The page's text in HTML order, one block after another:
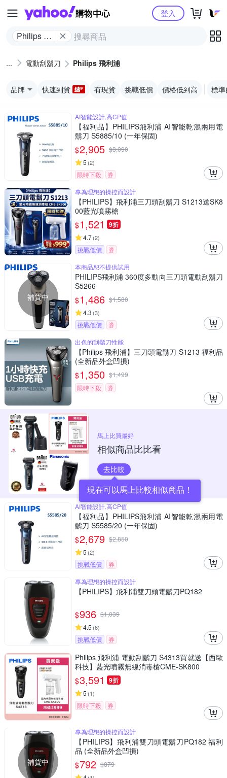
Yahoo購物中心
Philips 飛
登入
電動刮鬍刀 Philips 飛利浦
品牌 快速到貨 有現貨 挑戰低價 價格低到高 標
AI智能設計,高CP值
【福利品】PHILIPS飛利浦 AI智能乾濕兩用電
鬍刀 S5885/10 (一年保固)
$2,905 $3,090
5 (2)
限時下殺
券
專為理想的操控而設計
【PHILIPS】飛利浦三刀頭刮鬍刀 S1213送SK8
00藍光噴霧槍
$1,521 9折
4.7(2)
挑戰低價 券
補貨中
本商品恕不提供試用
PHILIPS飛利浦 360度多動向三刀頭電動刮鬍刀
S5266
$1,486 $1,580
4.3 (3)
挑戰低價
券
出色的刮鬍刀性能
【Philips 飛利浦】三刀頭電鬍刀 S1213 福利品
(全新品外盒凹損)
$1,350 $1,499
限時下殺
券
馬上比買最好
相似商品比比看
去比較
現在可以馬上比較相似商品！
AI智能設計,高CP值
【福利品】PHILIPS飛利浦 AI智能乾濕兩用電
鬍刀 S5585/20 (一年保固)
$2,679 $2,850
5 (2)
挑戰低價
券
專為理想的操控而設計
【PHILIPS】飛利浦雙刀頭電鬍刀PQ182
$936 $1,039
4.5 (6)
挑戰低價 券
Philips 飛利浦 電動刮鬍刀 S4313買就送【西歐
科技】藍光噴霧無線消毒槍CME-SK800
$3,591 9折
5 (1)
限時下殺 券
補貨中
專為理想的操控而設計
【PHILIPS】飛利浦雙刀頭電鬍刀PQ182 福利
品 (全新品外盒凹損)
$792 $879